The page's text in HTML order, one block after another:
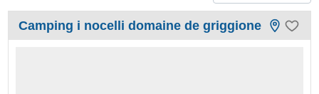
Camping i nocelli domaine de griggione